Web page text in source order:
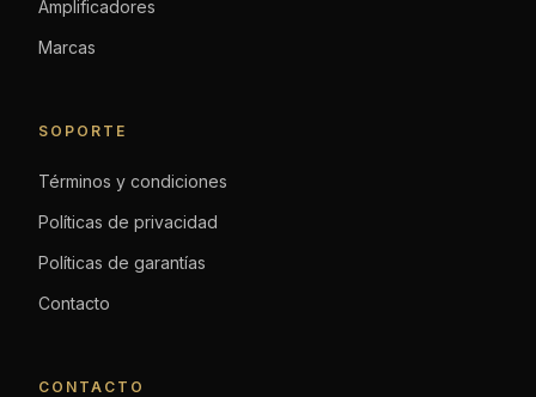
Amplificadores
Marcas
SOPORTE
Términos y condiciones
Políticas de privacidad
Políticas de garantías
Contacto
CONTACTO